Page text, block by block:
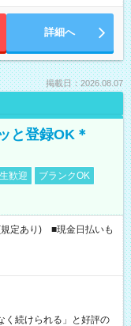
詳細へ
掲載日：2026.08.07
と登録OK＊
歓迎
ブランクOK
定あり) ■現金日払いも
く続けられる」と好評の